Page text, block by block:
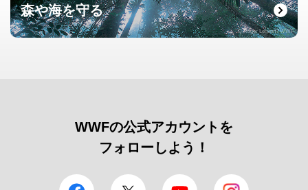
森や海を守る
© Roger Leguen / WWF
WWFの公式アカウントを
フォローしよう！
facebook Twitter YouTube